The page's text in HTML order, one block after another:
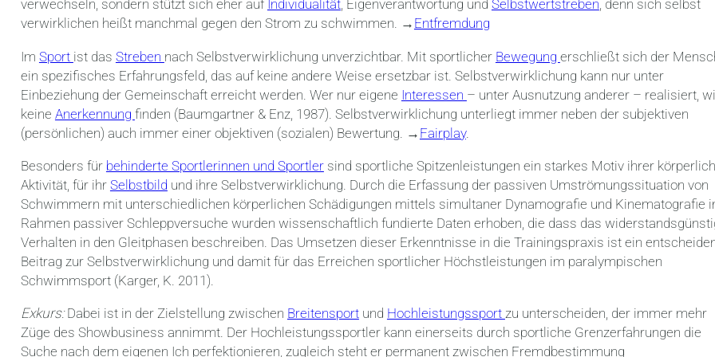
verwechseln, sondern stützt sich eher auf Individualität, Eigenverantwortung und Selbstwertstreben, denn sich selbst
verwirklichen heißt manchmal gegen den Strom zu schwimmen. → Entfremdung
Im Sport ist das Streben nach Selbstverwirklichung unverzichtbar. Mit sportlicher Bewegung erschließt sich der
ein spezifisches Erfahrungsfeld, das auf keine andere Weise ersetzbar ist. Selbstverwirklichung kann nur unter
Einbeziehung der Gemeinschaft erreicht werden. Wer nur eigene Interessen – unter Ausnutzung anderer – realisiert,
keine Anerkennung finden (Baumgartner & Enz, 1987). Selbstverwirklichung unterliegt immer neben der subjektiven
(persönlichen) auch immer einer objektiven (sozialen) Bewertung. → Fairplay.
Besonders für behinderte Sportlerinnen und Sportlersind sportliche Spitzenleistungen ein starkes Motiv ihrer
Aktivität, für ihr Selbstbild und ihre Selbstverwirklichung. Durch die Erfassung der passiven Umströmungssituation von
Schwimmern mit unterschiedlichen körperlichen Schädigungen mittels simultaner Dynamografie und Kinematografie
Rahmen passiver Schleppversuche wurden wissenschaftlich fundierte Daten erhoben, die dass das
Verhalten in den Gleitphasen beschreiben. Das Umsetzen dieser Erkenntnisse in die Trainingspraxis ist ein
Beitrag zur Selbstverwirklichung und damit für das Erreichen sportlicher Höchstleistungen im paralympischen
Schwimmsport (Karger, K. 2011).
Exkurs:Dabei ist in der Zielstellung zwischen Breitensportund Hochleistungssport zu unterscheiden, der immer mehr
Züge des Showbusiness annimmt. Der Hochleistungssportler kann einerseits durch sportliche Grenzerfahrungen die
Suche nach dem eigenen Ich perfektionieren, zugleich steht er permanent zwischen Fremdbestimmung